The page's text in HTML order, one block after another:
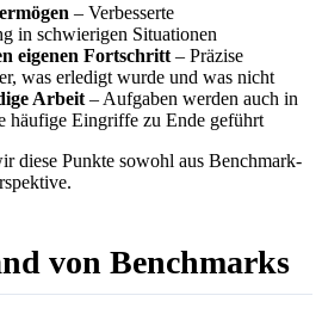
– Verbesserte
in schwierigen Situationen
eigenen Fortschritt – Präzise
was erledigt wurde und was nicht
Arbeit – Aufgaben werden auch in
häufige Eingriffe zu Ende geführt
diese Punkte sowohl aus Benchmark-
von Benchmarks